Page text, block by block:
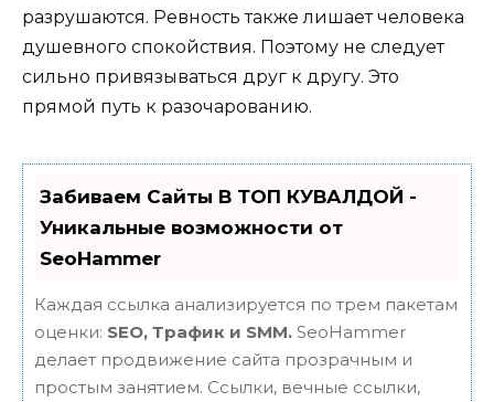
разрушаются. Ревность также лишает человека
душевного спокойствия. Поэтому не следует
сильно привязываться друг к другу. Это
прямой путь к разочарованию.
Забиваем Сайты В ТОП КУВАЛДОЙ -
Уникальные возможности от
SeoHammer
Каждая ссылка анализируется по трем пакетам
оценки: SEO, Трафик и SMM. SeoHammer
делает продвижение сайта прозрачным и
простым занятием. Ссылки, вечные ссылки,